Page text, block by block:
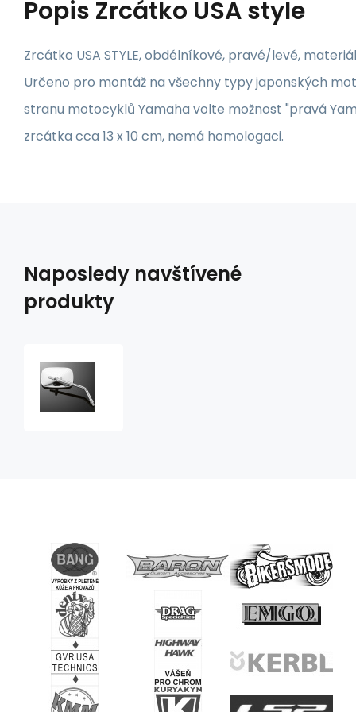
Popis Zrcátko USA style
Zrcátko USA STYLE, obdélníkové, pravé/levé,
Určeno pro montáž na všechny typy japonských
stranu motocyklů Yamaha volte možnost "pravá
zrcátka cca 13 x 10 cm, nemá homologaci.
Naposledy navštívené
produkty